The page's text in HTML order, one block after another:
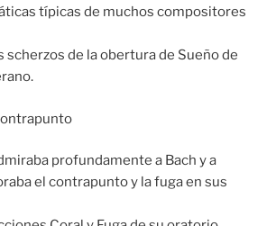
típicas de muchos compositores
scherzos de la obertura de Sueño de
profundamente a Bach y a
el contrapunto y la fuga en sus